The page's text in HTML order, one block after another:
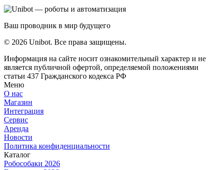
Ваш проводник в мир будущего
© 2026 Unibot. Все права защищены.
Информация на сайте носит ознакомительный характер и не
является публичной офертой, определяемой положениями
статьи 437 Гражданского кодекса РФ
Меню
О нас
Магазин
Интеграция
Сервис
Аренда
Новости
Политика конфиденциальности
Каталог
Робособаки 2026